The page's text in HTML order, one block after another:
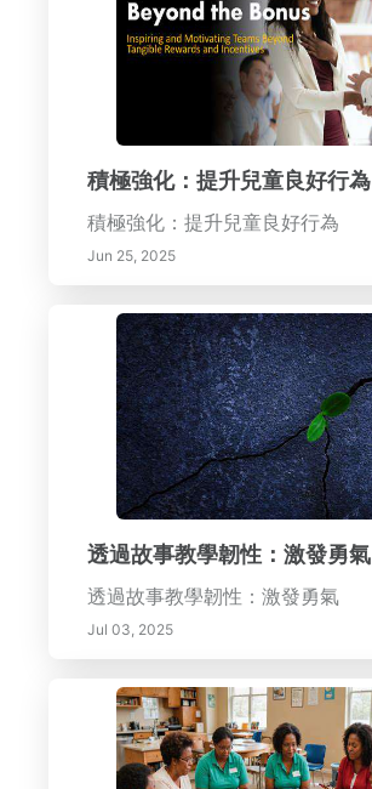
積極強化：提升兒童良好行為
積極強化：提升兒童良好行為
Jun 25, 2025
透過故事教學韌性：激發勇氣
透過故事教學韌性：激發勇氣
Jul 03, 2025